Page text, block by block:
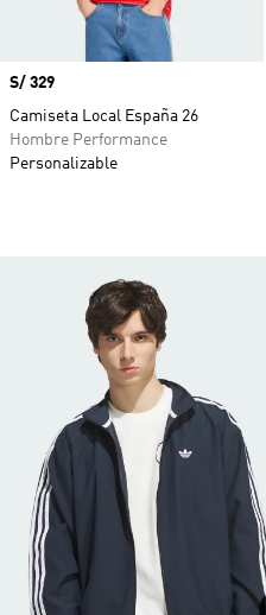
Precio
S/ 329
Camiseta Local España 26
Hombre Performance
Personalizable